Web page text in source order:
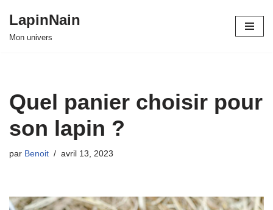
Aller
LapinNain
Mon univers
Quel panier choisir pour
son lapin ?
par Benoit avril 13, 2023